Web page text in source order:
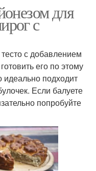
для
с
с добавлением
его по этому
идеально подходит
Если балуете
попробуйте